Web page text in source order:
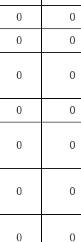
0 0
0 0
0 0
0 0
0 0
0 0
0 0